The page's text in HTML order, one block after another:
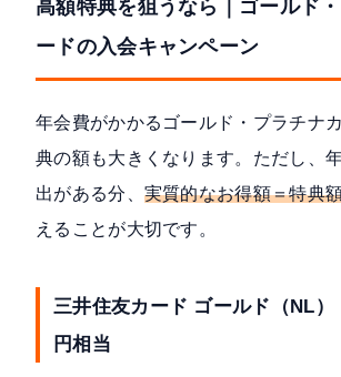
高額特典を狙うなら｜ゴールド
ードの入会キャンペーン
年会費がかかるゴールド・プラチナ
典の額も大きくなります。ただし、
出がある分、 実質的なお得額＝特典
えることが大切です。
三井住友カード ゴールド（NL）
円相当